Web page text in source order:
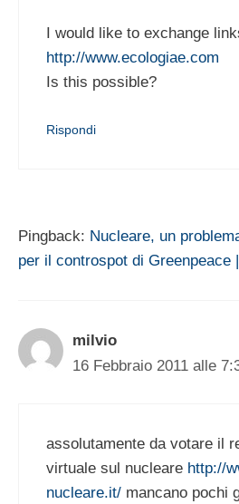
I would like to exchange
http://www.ecologiae.com
Is this possible?
Rispondi
Pingback: Nucleare, un
per il controspot di Greenpeace
milvio
16 Febbraio 2011 alle
assolutamente da votare il
virtuale sul nucleare http://
nucleare.it/ mancano pochi